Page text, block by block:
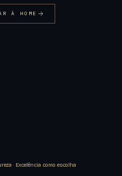
À HOME
· Excelência como escolha